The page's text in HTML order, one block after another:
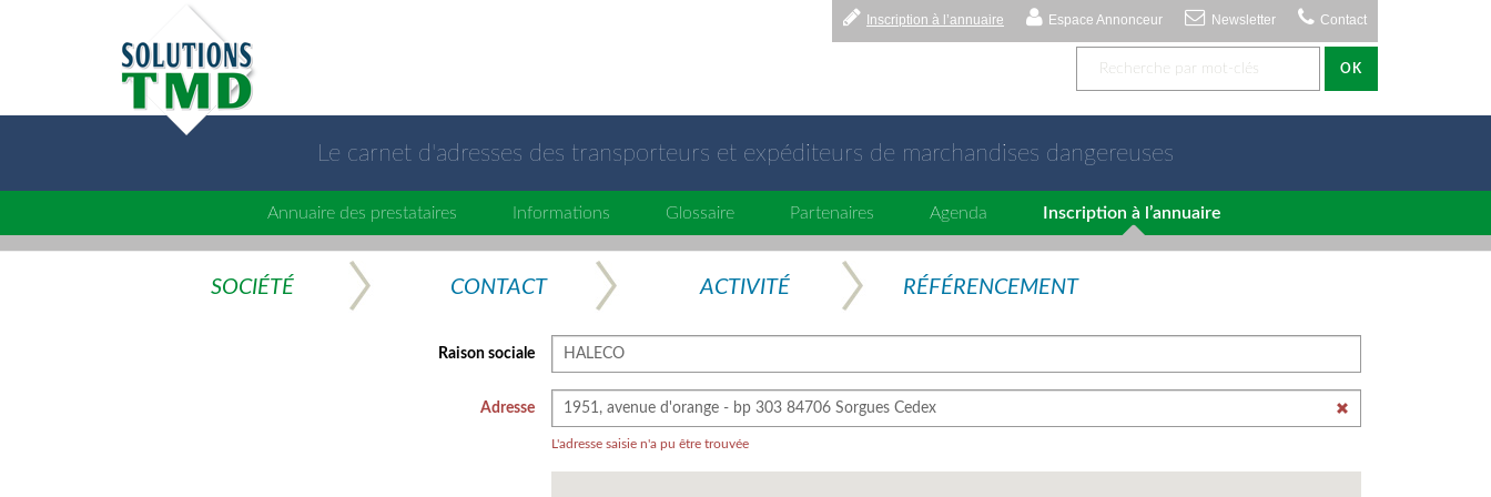
Inscription à l’annuaire Espace Annonceur Newsletter Contact
OK
Le carnet d'adresses des transporteurs et expéditeurs de marchandises dangereuses
Annuaire des prestataires Informations Glossaire Partenaires Agenda Inscription à l’annuaire
SOCIÉTÉ CONTACT ACTIVITÉ RÉFÉRENCEMENT
Raison sociale
Adresse
L'adresse saisie n'a pu être trouvée